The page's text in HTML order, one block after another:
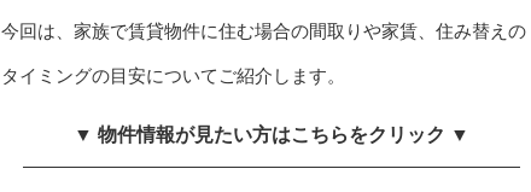
今回は、家族で賃貸物件に住む場合の間取りや家賃、住み替えの
タイミングの目安についてご紹介します。
▼ 物件情報が見たい方はこちらをクリック ▼